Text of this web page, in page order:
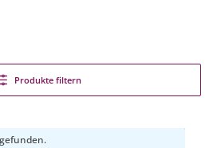
Produkte filtern